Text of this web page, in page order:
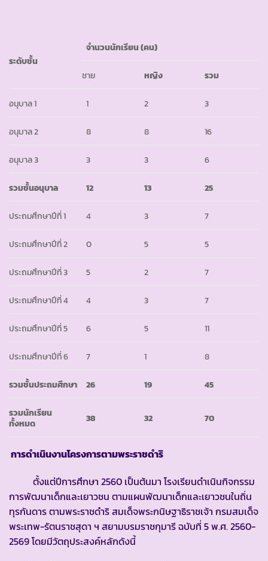
ระดับชั้น
จำนวนนักเรียน (คน)
ชาย หญิง รวม
อนุบาล 1 1 2 3
อนุบาล 2 8 8 16
อนุบาล 3 3 3 6
รวมชั้นอนุบาล 12 13 25
ประถมศึกษาปีที่ 1 4 3 7
ประถมศึกษาปีที่ 2 0 5 5
ประถมศึกษาปีที่ 3 5 2 7
ประถมศึกษาปีที่ 4 4 3 7
ประถมศึกษาปีที่ 5 6 5 11
ประถมศึกษาปีที่ 6 7 1 8
รวมชั้นประถมศึกษา 26 19 45
รวมนักเรียน
ทั้งหมด
38 32 70
การดำเนินงานโครงการตามพระราชดำริ
ตั้งแต่ปีการศึกษา 2560 เป็นต้นมา โรงเรียนดำเนินกิจกรรม
การพัฒนาเด็กและเยาวชน ตามแผนพัฒนาเด็กและเยาวชนในถิ่น
ทุรกันดาร ตามพระราชดำริ สมเด็จพระกนิษฐาธิราชเจ้า กรมสมเด็จ
พระเทพ-รัตนราชสุดา ฯ สยามบรมราชกุมารี ฉบับที่ 5 พ.ศ. 2560-
2569 โดยมีวัตถุประสงค์หลักดังนี้